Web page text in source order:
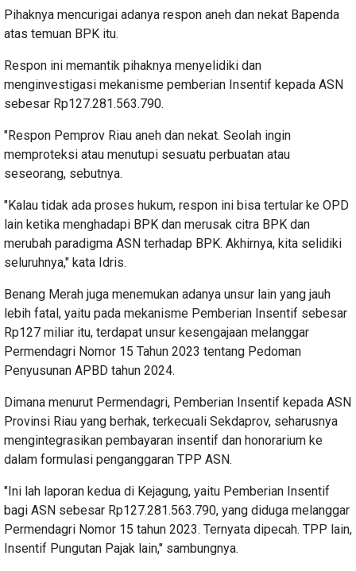
Pihaknya mencurigai adanya respon aneh dan nekat Bapenda
atas temuan BPK itu.
Respon ini memantik pihaknya menyelidiki dan
menginvestigasi mekanisme pemberian Insentif kepada ASN
sebesar Rp127.281.563.790.
"Respon Pemprov Riau aneh dan nekat. Seolah ingin
memproteksi atau menutupi sesuatu perbuatan atau
seseorang, sebutnya.
"Kalau tidak ada proses hukum, respon ini bisa tertular ke OPD
lain ketika menghadapi BPK dan merusak citra BPK dan
merubah paradigma ASN terhadap BPK. Akhirnya, kita selidiki
seluruhnya," kata Idris.
Benang Merah juga menemukan adanya unsur lain yang jauh
lebih fatal, yaitu pada mekanisme Pemberian Insentif sebesar
Rp127 miliar itu, terdapat unsur kesengajaan melanggar
Permendagri Nomor 15 Tahun 2023 tentang Pedoman
Penyusunan APBD tahun 2024.
Dimana menurut Permendagri, Pemberian Insentif kepada ASN
Provinsi Riau yang berhak, terkecuali Sekdaprov, seharusnya
mengintegrasikan pembayaran insentif dan honorarium ke
dalam formulasi penganggaran TPP ASN.
"Ini lah laporan kedua di Kejagung, yaitu Pemberian Insentif
bagi ASN sebesar Rp127.281.563.790, yang diduga melanggar
Permendagri Nomor 15 tahun 2023. Ternyata dipecah. TPP lain,
Insentif Pungutan Pajak lain," sambungnya.